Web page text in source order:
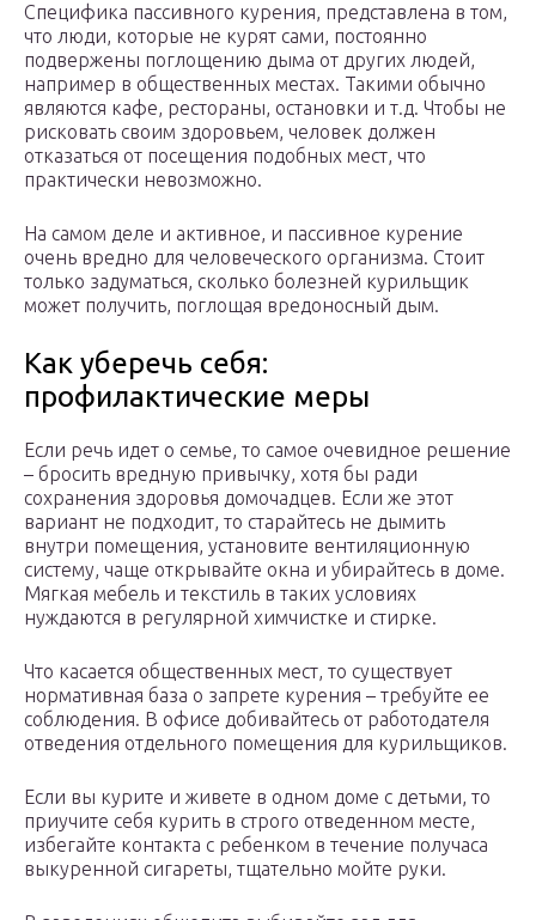
Специфика пассивного курения, представлена в том,
что люди, которые не курят сами, постоянно
подвержены поглощению дыма от других людей,
например в общественных местах. Такими обычно
являются кафе, рестораны, остановки и т.д. Чтобы не
рисковать своим здоровьем, человек должен
отказаться от посещения подобных мест, что
практически невозможно.
На самом деле и активное, и пассивное курение
очень вредно для человеческого организма. Стоит
только задуматься, сколько болезней курильщик
может получить, поглощая вредоносный дым.
Как уберечь себя:
профилактические меры
Если речь идет о семье, то самое очевидное решение
– бросить вредную привычку, хотя бы ради
сохранения здоровья домочадцев. Если же этот
вариант не подходит, то старайтесь не дымить
внутри помещения, установите вентиляционную
систему, чаще открывайте окна и убирайтесь в доме.
Мягкая мебель и текстиль в таких условиях
нуждаются в регулярной химчистке и стирке.
Что касается общественных мест, то существует
нормативная база о запрете курения – требуйте ее
соблюдения. В офисе добивайтесь от работодателя
отведения отдельного помещения для курильщиков.
Если вы курите и живете в одном доме с детьми, то
приучите себя курить в строго отведенном месте,
избегайте контакта с ребенком в течение получаса
выкуренной сигареты, тщательно мойте руки.